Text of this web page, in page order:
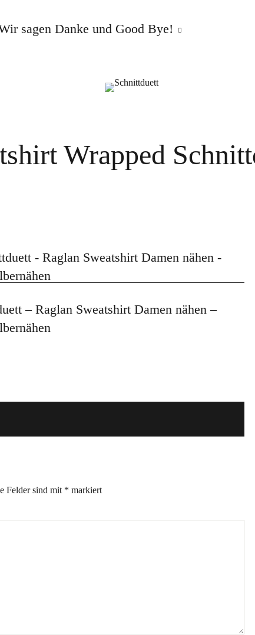
sagen Danke und Good Bye!
Wrapped
– Raglan Sweatshirt Damen nähen –
Felder sind mit * markiert